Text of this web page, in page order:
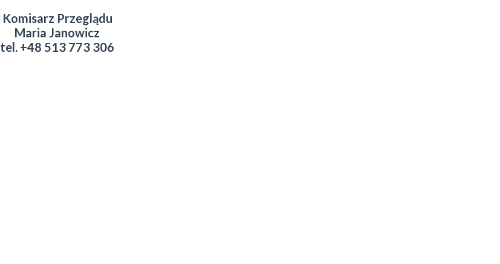
Komisarz Przeglądu
Maria Janowicz
tel. +48 513 773 306